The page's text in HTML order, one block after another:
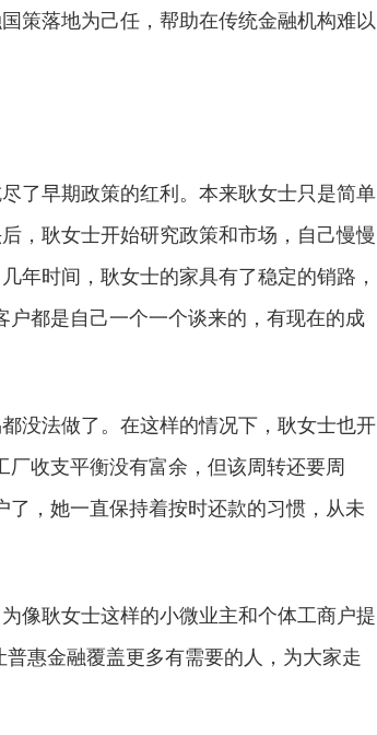
策落地为己任，帮助在传统金融机构难以
了早期政策的红利。本来耿女士只是简单
，耿女士开始研究政策和市场，自己慢慢
年时间，耿女士的家具有了稳定的销路，
都是自己一个一个谈来的，有现在的成
没法做了。在这样的情况下，耿女士也开
收支平衡没有富余，但该周转还要周
，她一直保持着按时还款的习惯，从未
像耿女士这样的小微业主和个体工商户提
惠金融覆盖更多有需要的人，为大家走